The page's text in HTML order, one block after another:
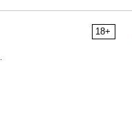
18+